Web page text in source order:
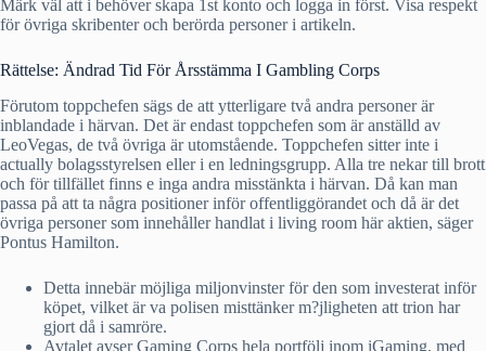
Märk väl att i behöver skapa 1st konto och logga in först. Visa respekt
för övriga skribenter och berörda personer i artikeln.
Rättelse: Ändrad Tid För Årsstämma I Gambling Corps
Förutom toppchefen sägs de att ytterligare två andra personer är
inblandade i härvan. Det är endast toppchefen som är anställd av
LeoVegas, de två övriga är utomstående. Toppchefen sitter inte i
actually bolagsstyrelsen eller i en ledningsgrupp. Alla tre nekar till brott
och för tillfället finns e inga andra misstänkta i härvan. Då kan man
passa på att ta några positioner inför offentliggörandet och då är det
övriga personer som innehåller handlat i living room här aktien, säger
Pontus Hamilton.
Detta innebär möjliga miljonvinster för den som investerat inför
köpet, vilket är va polisen misttänker m?jligheten att trion har
gjort då i samröre.
Avtalet avser Gaming Corps hela portfölj inom iGaming, med